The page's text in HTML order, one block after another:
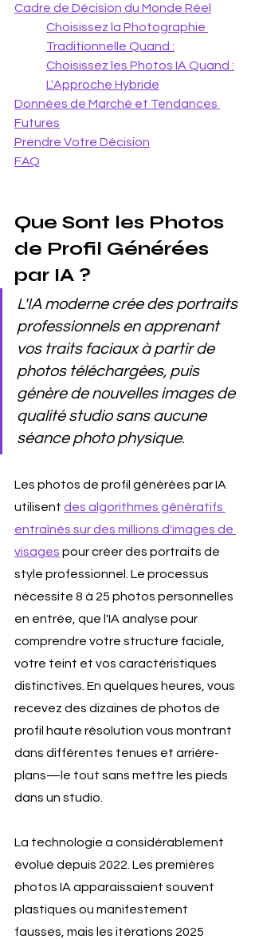
Cadre de Décision du Monde Réel
Choisissez la Photographie
Traditionnelle Quand :
Choisissez les Photos IA Quand :
L'Approche Hybride
Données de Marché et Tendances
Futures
Prendre Votre Décision
FAQ
Que Sont les Photos
de Profil Générées
par IA ?
L'IA moderne crée des portraits
professionnels en apprenant
vos traits faciaux à partir de
photos téléchargées, puis
génère de nouvelles images de
qualité studio sans aucune
séance photo physique.
Les photos de profil générées par IA
utilisent des algorithmes génératifs
entraînés sur des millions d'images de
visages pour créer des portraits de
style professionnel. Le processus
nécessite 8 à 25 photos personnelles
en entrée, que l'IA analyse pour
comprendre votre structure faciale,
votre teint et vos caractéristiques
distinctives. En quelques heures, vous
recevez des dizaines de photos de
profil haute résolution vous montrant
dans différentes tenues et arrière-
plans—le tout sans mettre les pieds
dans un studio.
La technologie a considérablement
évolué depuis 2022. Les premières
photos IA apparaissaient souvent
plastiques ou manifestement
fausses, mais les itérations 2025